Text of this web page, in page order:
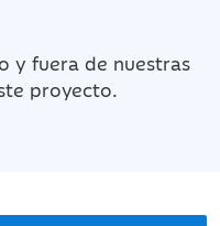
y fuera de nuestras
proyecto.